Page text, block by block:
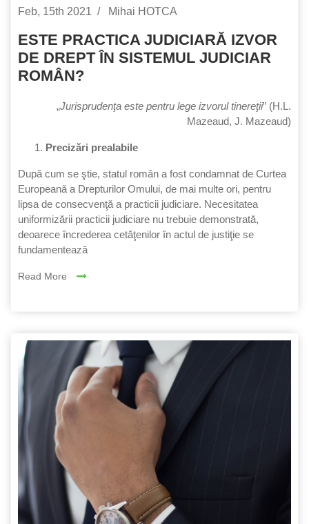
Feb, 15th 2021 Mihai HOTCA
ESTE PRACTICA JUDICIARĂ IZVOR
DE DREPT ÎN SISTEMUL JUDICIAR
ROMÂN?
„Jurisprudenţa este pentru lege izvorul tinereţii” (H.L.
Mazeaud, J. Mazeaud)
Precizări prealabile
După cum se ştie, statul român a fost condamnat de Curtea
Europeană a Drepturilor Omului, de mai multe ori, pentru
lipsa de consecvenţă a practicii judiciare. Necesitatea
uniformizării practicii judiciare nu trebuie demonstrată,
deoarece încrederea cetăţenilor în actul de justiţie se
fundamentează
Read More